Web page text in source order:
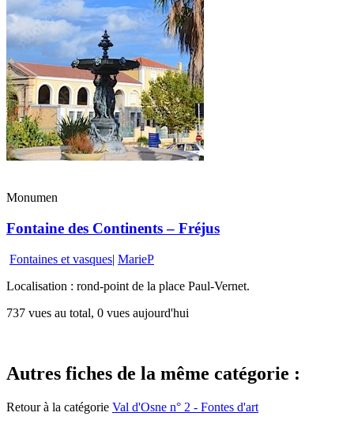
Monumen
Fontaine des Continents – Fréjus
Fontaines et vasques| MarieP
Localisation : rond-point de la place Paul-Vernet.
737 vues au total, 0 vues aujourd'hui
Autres fiches de la même catégorie :
Retour à la catégorie Val d'Osne n° 2 - Fontes d'art